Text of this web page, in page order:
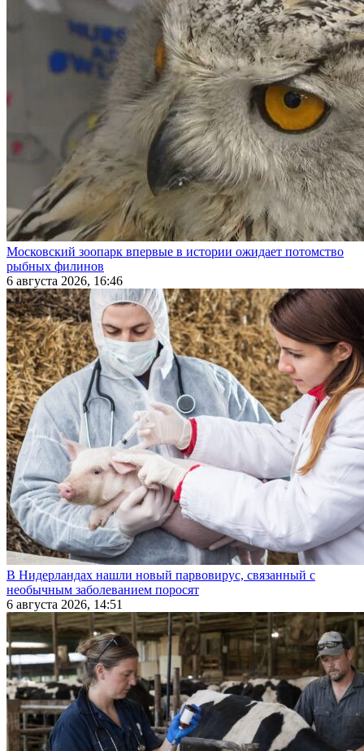
Московский зоопарк впервые в истории ожидает потомство
рыбных филинов
6 августа 2026, 16:46
В Нидерландах нашли новый парвовирус, связанный с
необычным заболеванием поросят
6 августа 2026, 14:51